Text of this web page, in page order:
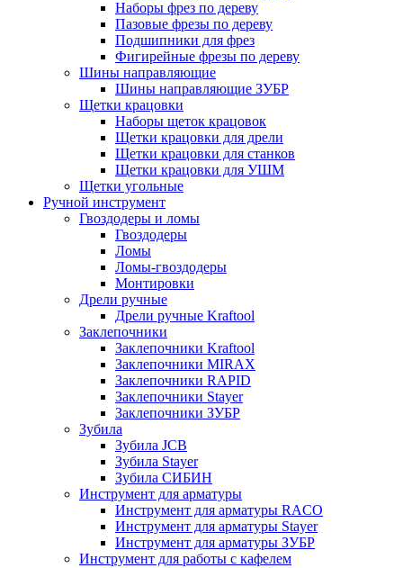
Наборы фрез по дереву
Пазовые фрезы по дереву
Подшипники для фрез
Фигирейные фрезы по дереву
Шины направляющие
Шины направляющие ЗУБР
Щетки крацовки
Наборы щеток крацовок
Щетки крацовки для дрели
Щетки крацовки для станков
Щетки крацовки для УШМ
Щетки угольные
Ручной инструмент
Гвоздодеры и ломы
Гвоздодеры
Ломы
Ломы-гвоздодеры
Монтировки
Дрели ручные
Дрели ручные Kraftool
Заклепочники
Заклепочники Kraftool
Заклепочники MIRAX
Заклепочники RAPID
Заклепочники Stayer
Заклепочники ЗУБР
Зубила
Зубила JCB
Зубила Stayer
Зубила СИБИН
Инструмент для арматуры
Инструмент для арматуры RACO
Инструмент для арматуры Stayer
Инструмент для арматуры ЗУБР
Инструмент для работы с кафелем